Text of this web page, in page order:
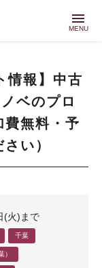
menu
MENU
情報】中古
ベのプロ
費無料・予
い）
(火)まで
千葉
）